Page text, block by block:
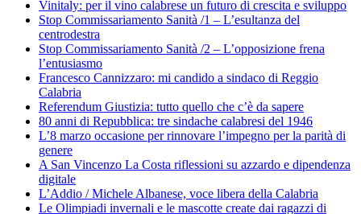
Vinitaly: per il vino calabrese un futuro di crescita e sviluppo
Stop Commissariamento Sanità /1 – L’esultanza del
centrodestra
Stop Commissariamento Sanità /2 – L’opposizione frena
l’entusiasmo
Francesco Cannizzaro: mi candido a sindaco di Reggio
Calabria
Referendum Giustizia: tutto quello che c’è da sapere
80 anni di Repubblica: tre sindache calabresi del 1946
L’8 marzo occasione per rinnovare l’impegno per la parità di
genere
A San Vincenzo La Costa riflessioni su azzardo e dipendenza
digitale
L’Addio / Michele Albanese, voce libera della Calabria
Le Olimpiadi invernali e le mascotte create dai ragazzi di